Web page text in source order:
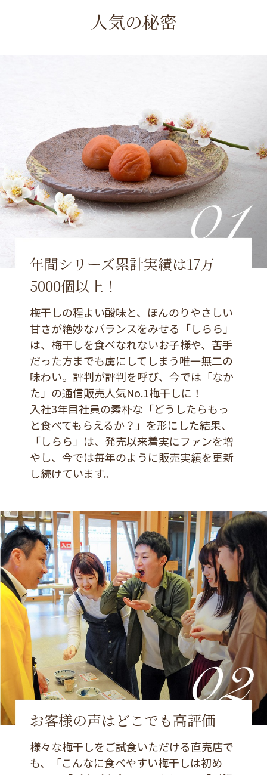
人気の秘密
年間シリーズ累計実績は17万
5000個以上！
梅干しの程よい酸味と、ほんのりやさしい
甘さが絶妙なバランスをみせる「しらら」
は、梅干しを食べなれないお子様や、苦手
だった方までも虜にしてしまう唯一無二の
味わい。評判が評判を呼び、今では「なか
た」の通信販売人気No.1梅干しに！
入社3年目社員の素朴な「どうしたらもっ
と食べてもらえるか？」を形にした結果、
「しらら」は、発売以来着実にファンを増
やし、今では毎年のように販売実績を更新
し続けています。
お客様の声はどこでも高評価
様々な梅干しをご試食いただける直売店で
も、「こんなに食べやすい梅干しは初め